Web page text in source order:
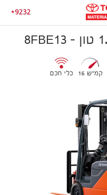
9232
16 קמ״ש כלי חכם